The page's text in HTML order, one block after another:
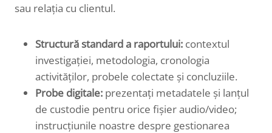
sau relația cu clientul.
Structură standard a raportului: contextul
investigației, metodologia, cronologia
activităților, probele colectate și concluziile.
Probe digitale: prezentați metadatele și lanțul
de custodie pentru orice fișier audio/video;
instrucțiunile noastre despre gestionarea